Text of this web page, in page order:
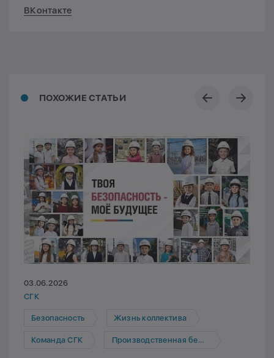
ВКонтакте
ПОХОЖИЕ СТАТЬИ
03.06.2026
СГК
Безопасность Жизнь коллектива
Команда СГК Производственная безопасность